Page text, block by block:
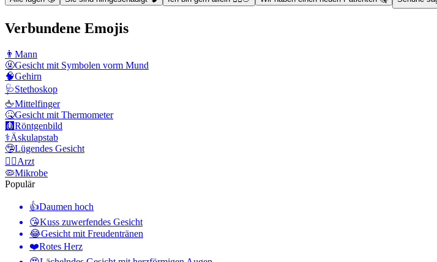
Verbundene Emojis
👨 Mann
🤬Gesicht mit Symbolen vorm Mund
🧠Gehirn
🩺Stethoskop
🖕Mittelfinger
🤒Gesicht mit Thermometer
🩻Röntgenbild
⚕️Äskulapstab
🤥Lügendes Gesicht
👨‍⚕️Arzt
🦠Mikrobe
Populär
👍Daumen hoch
😘Kuss zuwerfendes Gesicht
😂Gesicht mit Freudentränen
❤️Rotes Herz